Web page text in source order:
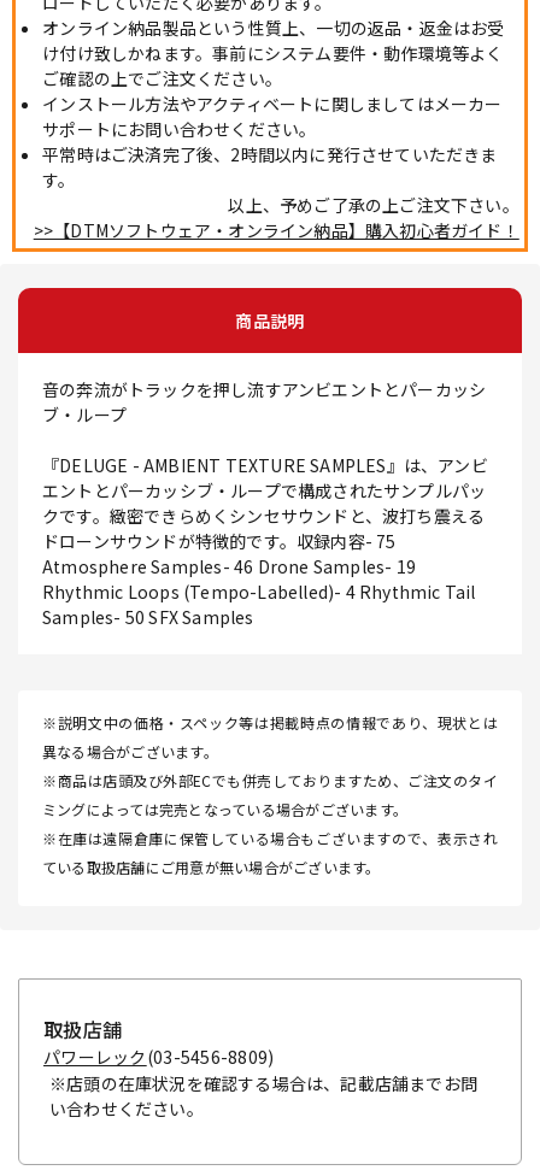
オンライン納品製品という性質上、一切の返品・返金はお受
け付け致しかねます。事前にシステム要件・動作環境等よく
ご確認の上でご注文ください。
インストール方法やアクティベートに関しましてはメーカー
サポートにお問い合わせください。
平常時はご決済完了後、2時間以内に発行させていただきま
す。
以上、予めご了承の上ご注文下さい。
>>【DTMソフトウェア・オンライン納品】購入初心者ガイド！
商品説明
音の奔流がトラックを押し流すアンビエントとパーカッシ
ブ・ループ
『DELUGE - AMBIENT TEXTURE SAMPLES』は、アンビ
エントとパーカッシブ・ループで構成されたサンプルパッ
クです。緻密できらめくシンセサウンドと、波打ち震える
ドローンサウンドが特徴的です。収録内容- 75
Atmosphere Samples- 46 Drone Samples- 19
Rhythmic Loops (Tempo-Labelled)- 4 Rhythmic Tail
Samples- 50 SFX Samples
※説明文中の価格・スペック等は掲載時点の情報であり、現状とは
異なる場合がございます。
※商品は店頭及び外部ECでも併売しておりますため、ご注文のタイ
ミングによっては完売となっている場合がございます。
※在庫は遠隔倉庫に保管している場合もございますので、表示され
ている取扱店舗にご用意が無い場合がございます。
取扱店舗
パワーレック (03-5456-8809)
※店頭の在庫状況を確認する場合は、記載店舗までお問
い合わせください。